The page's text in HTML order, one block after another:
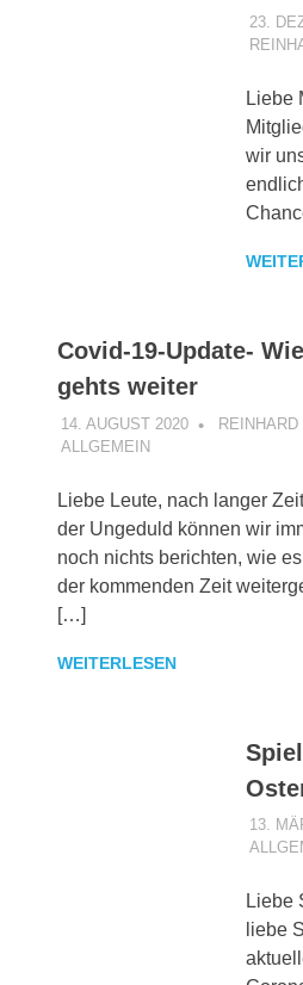
23.
Liebe
wir
Covid-19-Update- Wie
gehts weiter
14. AUGUST 2020
REINHARD
ALLGEMEIN
Liebe Leute, nach langer Zeit
der Ungeduld können wir
noch nichts berichten, wie
der kommenden Zeit
[…]
WEITERLESEN
13.
Liebe
liebe